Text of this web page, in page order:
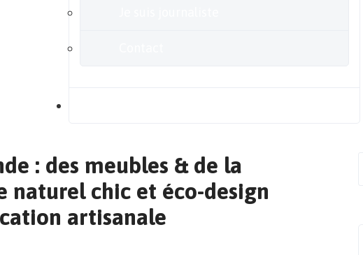
: des meubles & de la
naturel chic et éco-design
artisanale